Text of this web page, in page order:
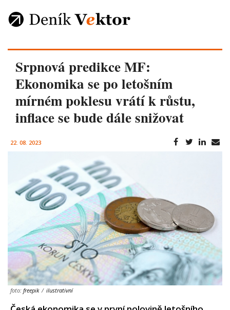
Srpnová predikce MF:
Ekonomika se po letošním
mírném poklesu vrátí k růstu,
inflace se bude dále snižovat
22. 08. 2023
foto: freepik / ilustrativní